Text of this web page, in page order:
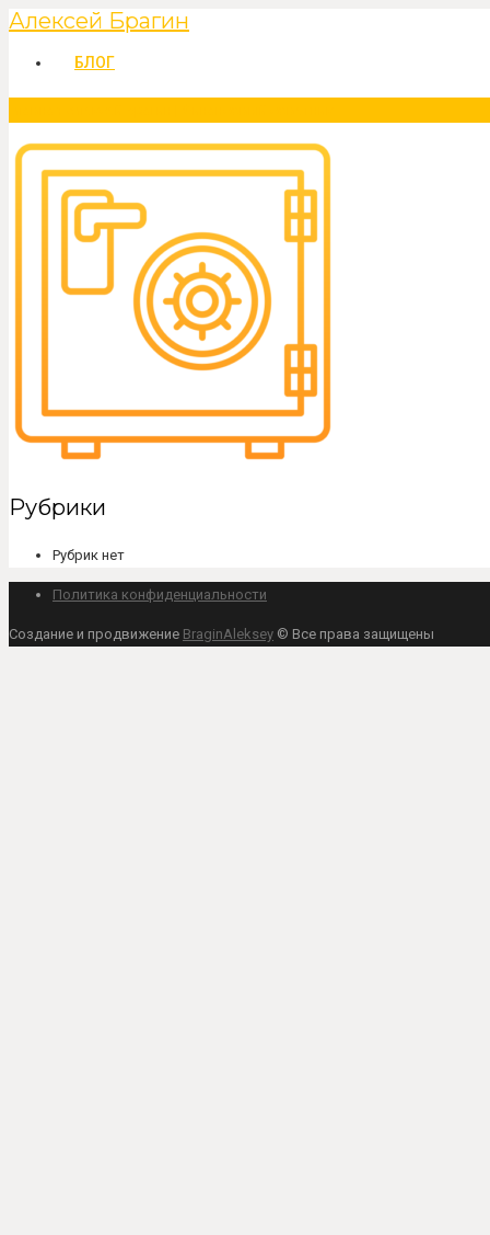
Алексей Брагин
БЛОГ
Рубрики
Рубрик нет
Политика конфиденциальности
Создание и продвижение BraginAleksey © Все права защищены